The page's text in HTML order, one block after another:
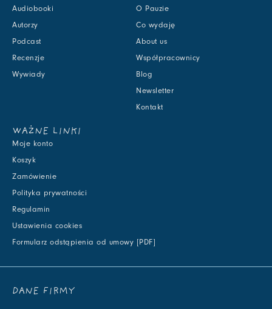
Audiobooki
Autorzy
Podcast
Recenzje
Wywiady
O Pauzie
Co wydaję
About us
Współpracownicy
Blog
Newsletter
Kontakt
WAŻNE LINKI
Moje konto
Koszyk
Zamówienie
Polityka prywatności
Regulamin
Ustawienia cookies
Formularz odstąpienia od umowy [PDF]
DANE FIRMY